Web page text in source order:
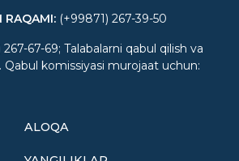
RAQAMI: (+99871) 267-39-50
267-67-69; Talabalarni qabul qilish va
Qabul komissiyasi murojaat uchun:
ALOQA